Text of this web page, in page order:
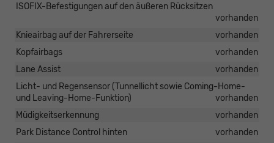
ISOFIX-Befestigungen auf den äußeren Rücksitzen
vorhanden
Knieairbag auf der Fahrerseite
vorhanden
Kopfairbags
vorhanden
Lane Assist
vorhanden
Licht- und Regensensor (Tunnellicht sowie Coming-Home-
und Leaving-Home-Funktion)
vorhanden
Müdigkeitserkennung
vorhanden
Park Distance Control hinten
vorhanden